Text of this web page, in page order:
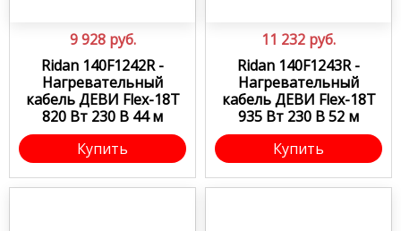
9 928 руб.
Ridan 140F1242R -
Нагревательный
кабель ДЕВИ Flex-18T
820 Вт 230 В 44 м
Купить
11 232 руб.
Ridan 140F1243R -
Нагревательный
кабель ДЕВИ Flex-18T
935 Вт 230 В 52 м
Купить